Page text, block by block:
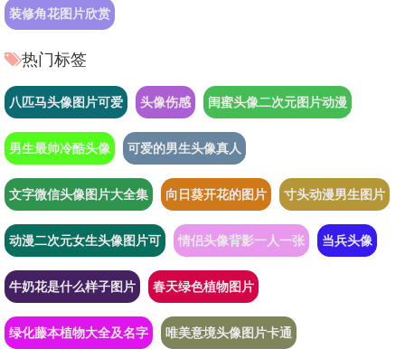
装修角花图片欣赏
热门标签
八匹马头像图片可爱 头像伤感 闺蜜头像二次元图片动漫
男生最帅冷酷头像 可爱的男生头像真人
文字微信头像图片大全集 向日葵开花的图片 寸头动漫男生图片
动漫二次元女生头像图片可 情侣头像背影一人一张 当兵头像
牛奶花是什么样子图片 春天绿色植物图片
绿化藤本植物大全及名字 唯美意境头像图片卡通